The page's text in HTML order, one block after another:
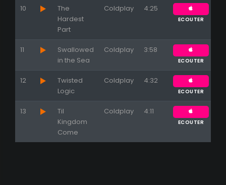
10
The
Hardest
Part
Coldplay 4:25
ECOUTER
11
Swallowed
in the Sea
Coldplay 3:58
ECOUTER
12
Twisted
Logic
Coldplay 4:32
ECOUTER
13
Til
Kingdom
Come
Coldplay 4:11
ECOUTER